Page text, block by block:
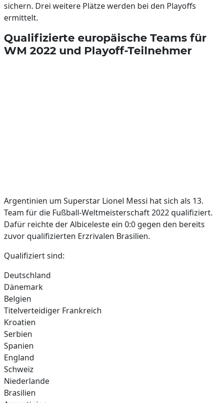
sichern. Drei weitere Plätze werden bei den Playoffs
ermittelt.
Qualifizierte europäische Teams für
WM 2022 und Playoff-Teilnehmer
Argentinien um Superstar Lionel Messi hat sich als 13.
Team für die Fußball-Weltmeisterschaft 2022 qualifiziert.
Dafür reichte der Albiceleste ein 0:0 gegen den bereits
zuvor qualifizierten Erzrivalen Brasilien.
Qualifiziert sind:
Deutschland
Dänemark
Belgien
Titelverteidiger Frankreich
Kroatien
Serbien
Spanien
England
Schweiz
Niederlande
Brasilien